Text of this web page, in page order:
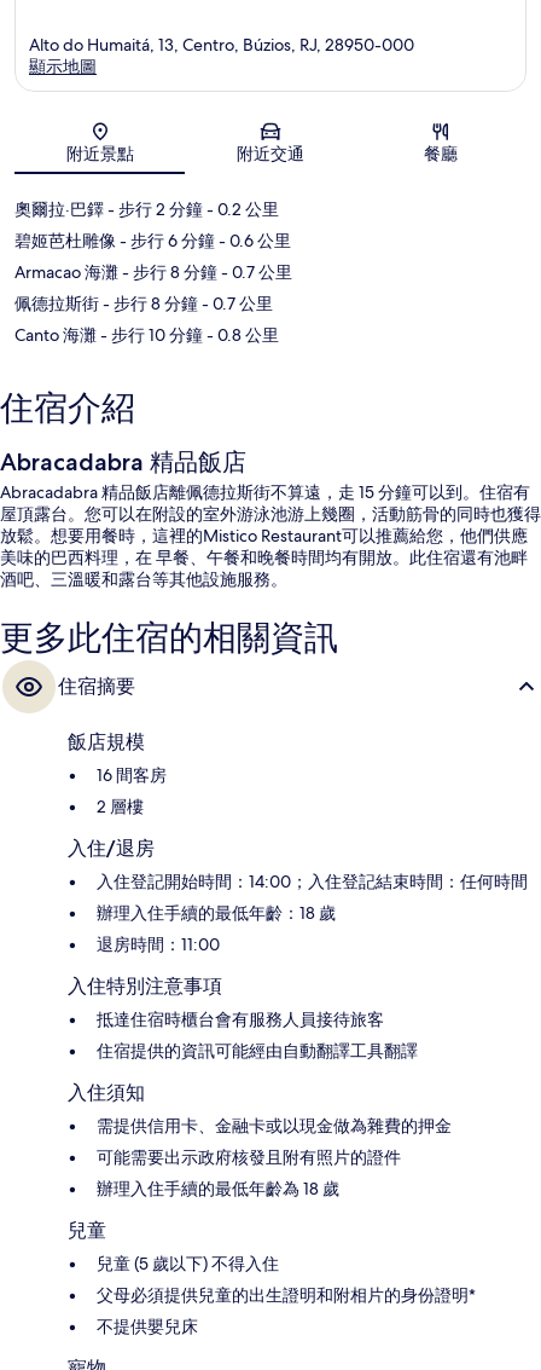
地圖
Alto do Humaitá, 13, Centro, Búzios, RJ, 28950-000
顯示地圖
附近景點 附近交通 餐廳
奧爾拉·巴鐸- 步行 2 分鐘- 0.2 公里
碧姬芭杜雕像- 步行 6 分鐘- 0.6 公里
Armacao 海灘- 步行 8 分鐘- 0.7 公里
佩德拉斯街- 步行 8 分鐘- 0.7 公里
Canto 海灘- 步行 10 分鐘- 0.8 公里
住宿介紹
Abracadabra 精品飯店
Abracadabra 精品飯店離佩德拉斯街不算遠，走 15 分鐘可以到。住宿有
屋頂露台。您可以在附設的室外游泳池游上幾圈，活動筋骨的同時也獲得
放鬆。想要用餐時，這裡的Mistico Restaurant可以推薦給您，他們供應
美味的巴西料理，在 早餐、午餐和晚餐時間均有開放。此住宿還有池畔
酒吧、三溫暖和露台等其他設施服務。
更多此住宿的相關資訊
住宿摘要
飯店規模
16 間客房
2 層樓
入住/退房
入住登記開始時間：14:00；入住登記結束時間：任何時間
辦理入住手續的最低年齡：18 歲
退房時間：11:00
入住特別注意事項
抵達住宿時櫃台會有服務人員接待旅客
住宿提供的資訊可能經由自動翻譯工具翻譯
入住須知
需提供信用卡、金融卡或以現金做為雜費的押金
可能需要出示政府核發且附有照片的證件
辦理入住手續的最低年齡為 18 歲
兒童
兒童 (5 歲以下) 不得入住
父母必須提供兒童的出生證明和附相片的身份證明*
不提供嬰兒床